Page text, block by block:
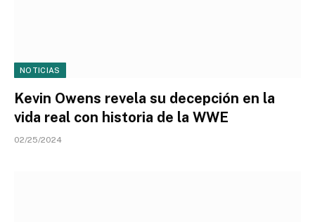
NOTICIAS
Kevin Owens revela su decepción en la
vida real con historia de la WWE
02/25/2024